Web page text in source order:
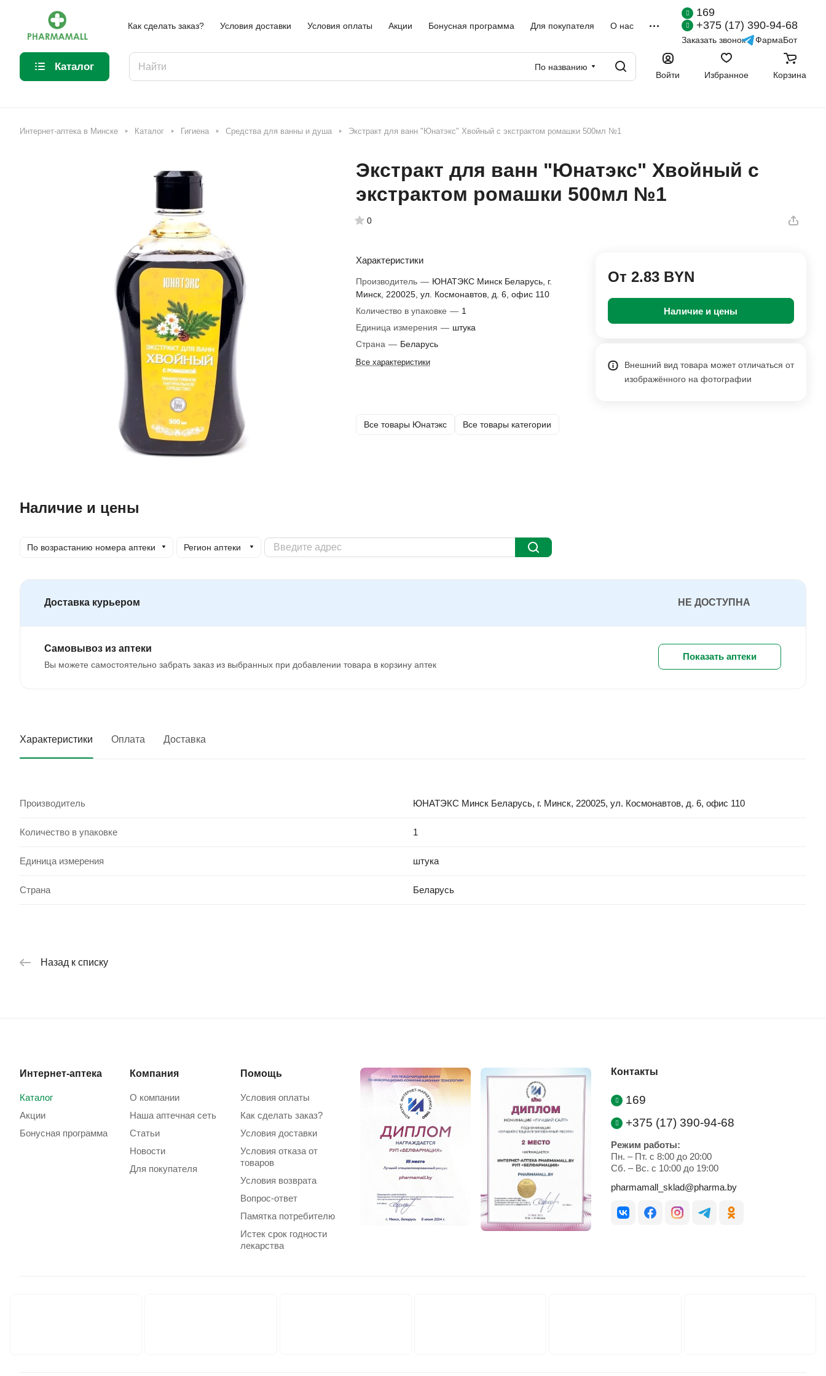
Как сделать заказ? Условия доставки Условия оплаты Акции Бонусная программа Для покупателя О нас
169
+375 (17) 390-94-68
Заказать звонок ФармаБот
Каталог
По названию
Войти
Избранное Корзина
Интернет-аптека в Минске Каталог Гигиена Средства для ванны и душа Экстракт для ванн "Юнатэкс" Хвойный с экстрактом ромашки 500мл №1
Экстракт для ванн "Юнатэкс" Хвойный с
экстрактом ромашки 500мл №1
0
Характеристики
Производитель — ЮНАТЭКС Минск Беларусь, г.
Минск, 220025, ул. Космонавтов, д. 6, офис 110
Количество в упаковке — 1
Единица измерения — штука
Страна — Беларусь
Все характеристики
Все товары Юнатэкс Все товары категории
От 2.83 BYN
Наличие и цены
Внешний вид товара может отличаться от
изображённого на фотографии
Наличие и цены
По возрастанию номера аптеки Регион аптеки
Доставка курьером НЕ ДОСТУПНА
Самовывоз из аптеки
Вы можете самостоятельно забрать заказ из выбранных при добавлении товара в корзину аптек
Показать аптеки
Характеристики Оплата Доставка
Производитель ЮНАТЭКС Минск Беларусь, г. Минск, 220025, ул. Космонавтов, д. 6, офис 110
Количество в упаковке 1
Единица измерения штука
Страна Беларусь
Назад к списку
Интернет-аптека
Каталог
Акции
Бонусная программа
Компания
О компании
Наша аптечная сеть
Статьи
Новости
Для покупателя
Помощь
Условия оплаты
Как сделать заказ?
Условия доставки
Условия отказа от
товаров
Условия возврата
Вопрос-ответ
Памятка потребителю
Истек срок годности
лекарства
Контакты
169
+375 (17) 390-94-68
Режим работы:
Пн. – Пт. с 8:00 до 20:00
Cб. – Вс. с 10:00 до 19:00
pharmamall_sklad@pharma.by